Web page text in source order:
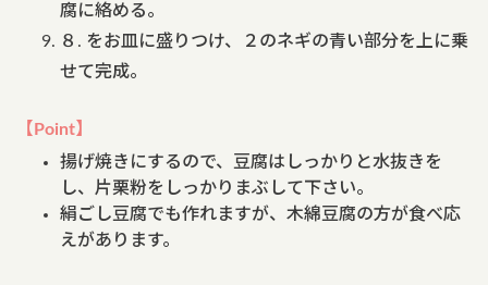
腐に絡める。
８. をお皿に盛りつけ、２のネギの青い部分を上に乗
せて完成。
【Point】
揚げ焼きにするので、豆腐はしっかりと水抜きを
し、片栗粉をしっかりまぶして下さい。
絹ごし豆腐でも作れますが、木綿豆腐の方が食べ応
えがあります。